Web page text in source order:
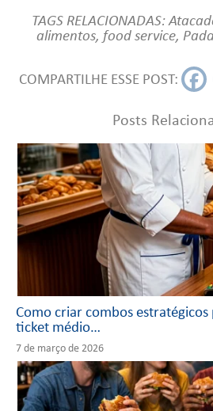
TAGS RELACIONADAS:
alimentos, food service,
COMPARTILHE ESSE POST:
Posts
Como criar combos
ticket médio…
7 de março de 2026